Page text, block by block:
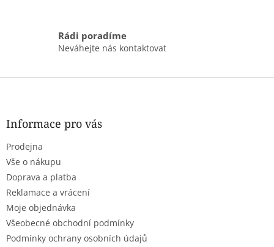
u
Rádi poradíme
Neváhejte nás kontaktovat
Z
Informace pro vás
Prodejna
Vše o nákupu
Doprava a platba
Reklamace a vrácení
Moje objednávka
Všeobecné obchodní podmínky
Podmínky ochrany osobních údajů